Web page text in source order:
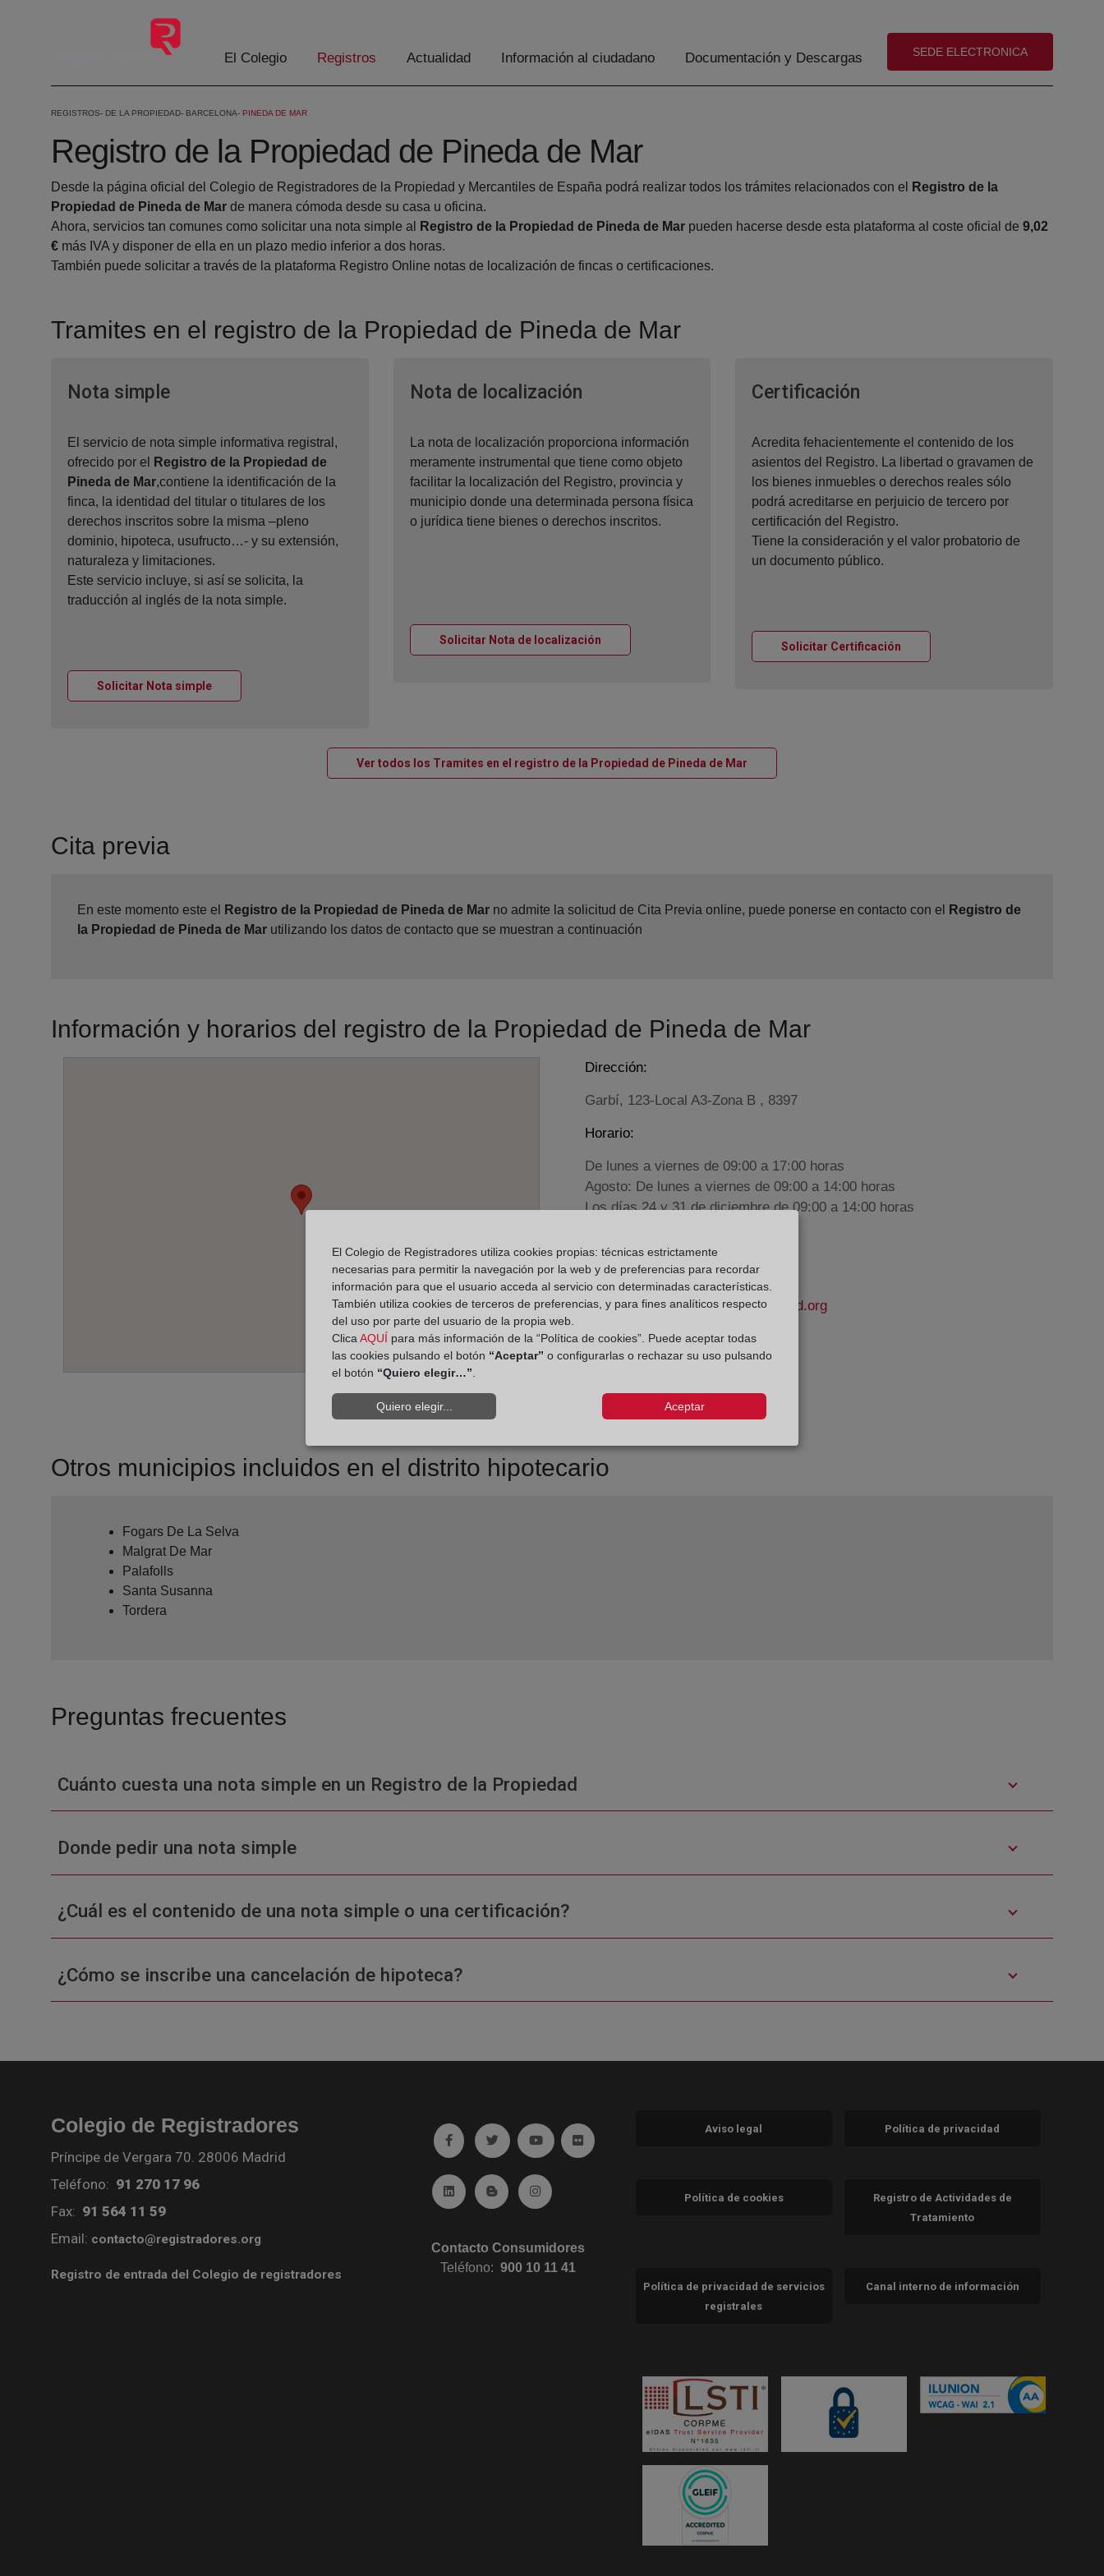
Saltar al contenido principal
El Colegio Registros Actualidad Información al ciudadano Documentación y Descargas (abre en nueva ventana)
SEDE ELECTRONICA
REGISTROS DE LA PROPIEDAD BARCELONA PINEDA DE MAR
Registro de la Propiedad de Pineda de Mar
Desde la página oficial del Colegio de Registradores de la Propiedad y Mercantiles de España podrá realizar todos los trámites relacionados con el
Registro de la
Propiedad de Pineda de Mar de manera cómoda desde su casa u oficina.
Ahora, servicios tan comunes como solicitar una nota simple al
Registro de la Propiedad de Pineda de Mar pueden hacerse desde esta plataforma al coste oficial de 9,02
€ más IVA y disponer de ella en un plazo medio inferior a dos horas.
También puede solicitar a través de la plataforma Registro Online notas de localización de fincas o certificaciones.
Tramites en el registro de la Propiedad de Pineda de Mar
Nota simpleVentana nueva
El servicio de nota simple informativa registral,
ofrecido por el
Registro de la Propiedad de
Pineda de Mar,contiene la identificación de la
finca, la identidad del titular o titulares de los
derechos inscritos sobre la misma –pleno
dominio, hipoteca, usufructo…- y su extensión,
naturaleza y limitaciones.
Este servicio incluye, si así se solicita, la
traducción al inglés de la nota simple.
Solicitar Nota simpleVentana nueva
Nota de localizaciónVentana nueva
La nota de localización proporciona información
meramente instrumental que tiene como objeto
facilitar la localización del Registro, provincia y
municipio donde una determinada persona física
o jurídica tiene bienes o derechos inscritos.
Solicitar Nota de localizaciónVentana nueva
Certificación
Acredita fehacientemente el contenido de los
asientos del Registro. La libertad o gravamen de
los bienes inmuebles o derechos reales sólo
podrá acreditarse en perjuicio de tercero por
certificación del Registro.
Tiene la consideración y el valor probatorio de
un documento público.
Solicitar Certificación
Ver todos los Tramites en el registro de la Propiedad de Pineda de Mar
Cita previa
En este momento este el Registro de la Propiedad de Pineda de Mar no admite la solicitud de Cita Previa online, puede ponerse en contacto con el
Registro de
la Propiedad de Pineda de Mar utilizando los datos de contacto que se muestran a continuación
Información y horarios del registro de la Propiedad de Pineda de Mar
Dirección:
Garbí, 123-Local A3-Zona B , 8397
Horario:
De lunes a viernes de 09:00 a 17:00 horas
Agosto: De lunes a viernes de 09:00 a 14:00 horas
Los días 24 y 31 de diciembre de 09:00 a 14:00 horas
Datos de contacto:
(93) 767 18 24
pineda@registrodelapropiedad.org
Marta Valls Teixidó
dpo@corpme.es
Otros municipios incluidos en el distrito hipotecario
Fogars De La Selva
Malgrat De Mar
Palafolls
Santa Susanna
Tordera
Preguntas frecuentes
Cuánto cuesta una nota simple en un Registro de la Propiedad
Donde pedir una nota simple
¿Cuál es el contenido de una nota simple o una certificación?
¿Cómo se inscribe una cancelación de hipoteca?
Colegio de Registradores
Príncipe de Vergara 70. 28006 Madrid
Teléfono: 91 270 17 96
Fax: 91 564 11 59
Email: contacto@registradores.org
Registro de entrada del Colegio de registradores
Ir a facebook (abre en ventana nueva)
Ir a twitter (abre en ventana nueva)
Ir a YouTube (abre en ventana nueva)
Ir a Flickr (abre en ventana nueva)
Ir a Linkedin (abre en ventana nueva)
Ir al Blog (abre en ventana nueva)
Ir a Instagram (abre en ventana nueva)
Contacto Consumidores
Teléfono:900 10 11 41
Aviso legal Política de privacidad
Política de cookies
Registro de Actividades de
Tratamiento
Política de privacidad de servicios
registrales
Canal interno de información
El Colegio de Registradores utiliza cookies propias: técnicas estrictamente
necesarias para permitir la navegación por la web y de preferencias para recordar
información para que el usuario acceda al servicio con determinadas características.
También utiliza cookies de terceros de preferencias, y para fines analíticos respecto
del uso por parte del usuario de la propia web.
ClicaAQUÍ para más información de la “Política de cookies”. Puede aceptar todas
las cookies pulsando el botón “Aceptar” o configurarlas o rechazar su uso pulsando
el botón “Quiero elegir…”.
Quiero elegir... Aceptar